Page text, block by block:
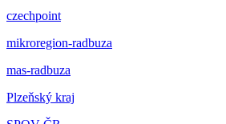
czechpoint
mikroregion-radbuza
mas-radbuza
Plzeňský kraj